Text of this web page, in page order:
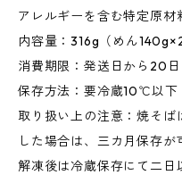
アレルギーを含む特定原材
内容量：316g（めん
消費期限：発送日から20日
保存方法：要冷蔵10℃以下
取り扱い上の注意：焼そ
した場合は、三カ月保存が
解凍後は冷蔵保存にて二日